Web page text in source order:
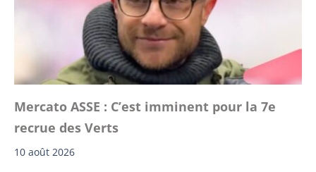
Mercato ASSE : C’est imminent pour la 7e
recrue des Verts
10 août 2026